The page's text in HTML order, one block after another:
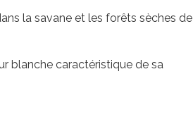
la savane et les forêts sèches de
blanche caractéristique de sa